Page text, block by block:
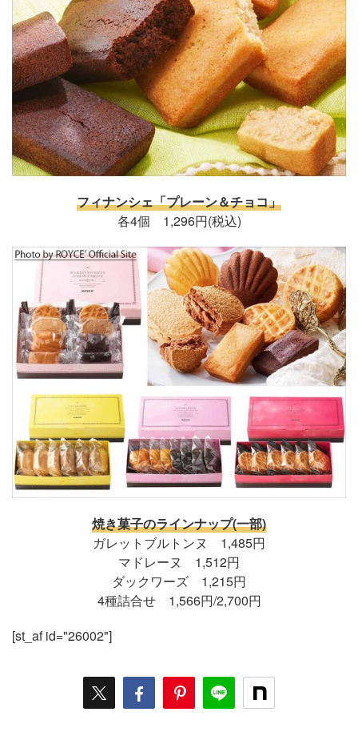
フィナンシェ「プレーン＆チョコ」
各4個 1,296円(税込)
焼き菓子のラインナップ(一部)
ガレットブルトンヌ 1,485円
マドレーヌ 1,512円
ダックワーズ 1,215円
4種詰合せ 1,566円/2,700円
[st_af id="26002"]